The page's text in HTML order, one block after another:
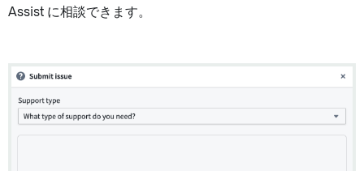
Assist に相談できます。